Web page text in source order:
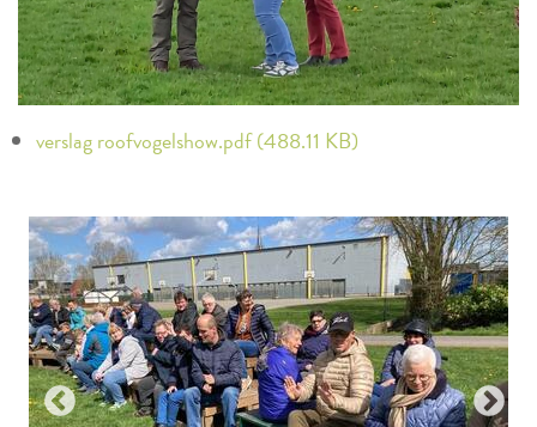
verslag roofvogelshow.pdf (488.11 KB)